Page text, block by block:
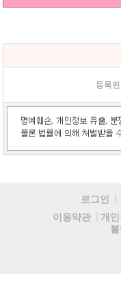
등록
로그인
이용약관
개